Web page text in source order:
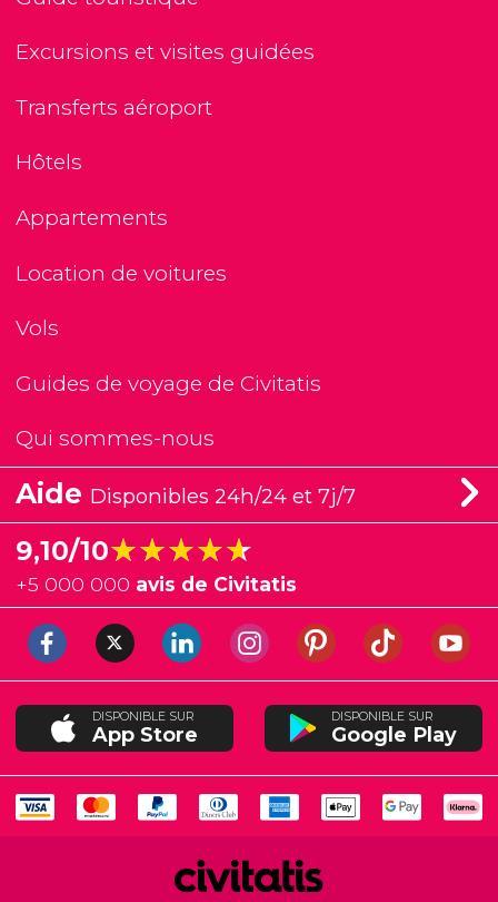
Excursions et visites guidées
Transferts aéroport
Hôtels
Appartements
Location de voitures
Vols
Guides de voyage de Civitatis
Qui sommes-nous
Aide Disponibles 24h/24 et 7j/7
9,10/10★★★★★
★★★★★
+5 000 000 avis de Civitatis
DISPONIBLE SUR
App Store
DISPONIBLE SUR
Google Play